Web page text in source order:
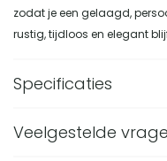
zodat je een gelaagd,
rustig, tijdloos en elegant
Specificaties
Merk
Veelgestelde